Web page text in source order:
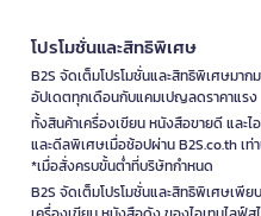
โปรโมชั่นและสิทธิพิเศษ
B2S จัดเต็มโปรโมชั่นและสิทธิพิเศษมา
อัปเดตทุกเดือนกับแคมเปญลดราคาแรง
ทั้งสินค้าเครื่องเขียน หนังสือขายดี และ
และดีลพิเศษเมื่อช้อปผ่าน B2S.co.th เ
*เมื่อสั่งครบขั้นต่ำที่บริษัทกำหนด
B2S จัดเต็มโปรโมชั่นและสิทธิพิเศษเพี